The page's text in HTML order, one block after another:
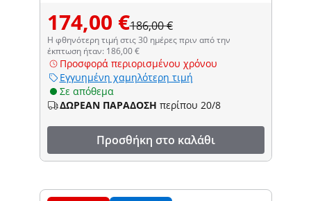
174,00 €186,00 €
Η φθηνότερη τιμή στις 30 ημέρες πριν από την
έκπτωση ήταν: 186,00 €
Προσφορά περιορισμένου χρόνου
Εγγυημένη χαμηλότερη τιμή
Σε απόθεμα
ΔΩΡΕΑΝ ΠΑΡΑΔΟΣΗ περίπου 20/8
Προσθήκη στο καλάθι